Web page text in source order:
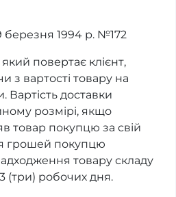
березня 1994 р. №172
повертає клієнт,
з вартості товару на
доставки
розмірі, якщо
товар покупцю за свій
грошей покупцю
товару складу
(три) робочих дня.